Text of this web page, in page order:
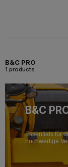
B&C PRO
1 products
B&C
Essentials für
hochwertige